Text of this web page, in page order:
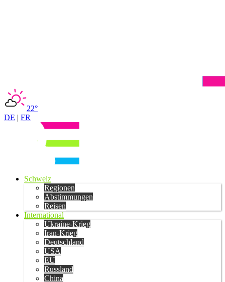
22°
DE | FR
Schweiz
Regionen
Abstimmungen
Reisen
International
Ukraine-Krieg
Iran-Krieg
Deutschland
USA
EU
Russland
China